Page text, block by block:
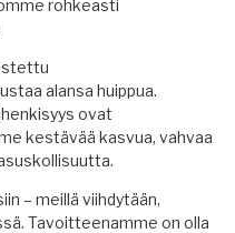
rohkeasti
alansa huippua.
ovat
kestävää kasvua, vahvaa
– meillä viihdytään,
Tavoitteenamme on olla